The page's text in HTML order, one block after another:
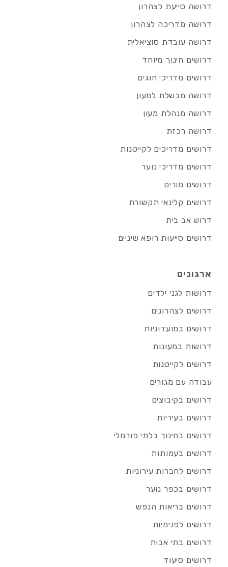
דרושה סייעת לצהרון
דרושה מדריכה לצהרון
דרושה עובדת סוציאלית
דרושים חינוך מיוחד
דרושים מדריכי חוגים
דרושה מבשלת למעון
דרושה מנהלת מעון
דרושה רכזת
דרושים מדריכים לקייטנות
דרושים מדריכי נוער
דרושים מורים
דרושים קלינאי תקשורת
דרוש אב בית
דרושים סייעות רופא שיניים
ארגונים
דרושות לגני ילדים
דרושים לצהרונים
דרושים במועדוניות
דרושות במעונות
דרושים לקייטנות
עבודה עם מגורים
דרושים בקיבוצים
דרושים בעיריות
דרושים בחינוך בלתי פורמלי
דרושים בעמותות
דרושים לחברות עירוניות
דרושים בכפר נוער
דרושים בריאות הנפש
דרושים לפנימיות
דרושים בתי אבות
דרושים סיעוד